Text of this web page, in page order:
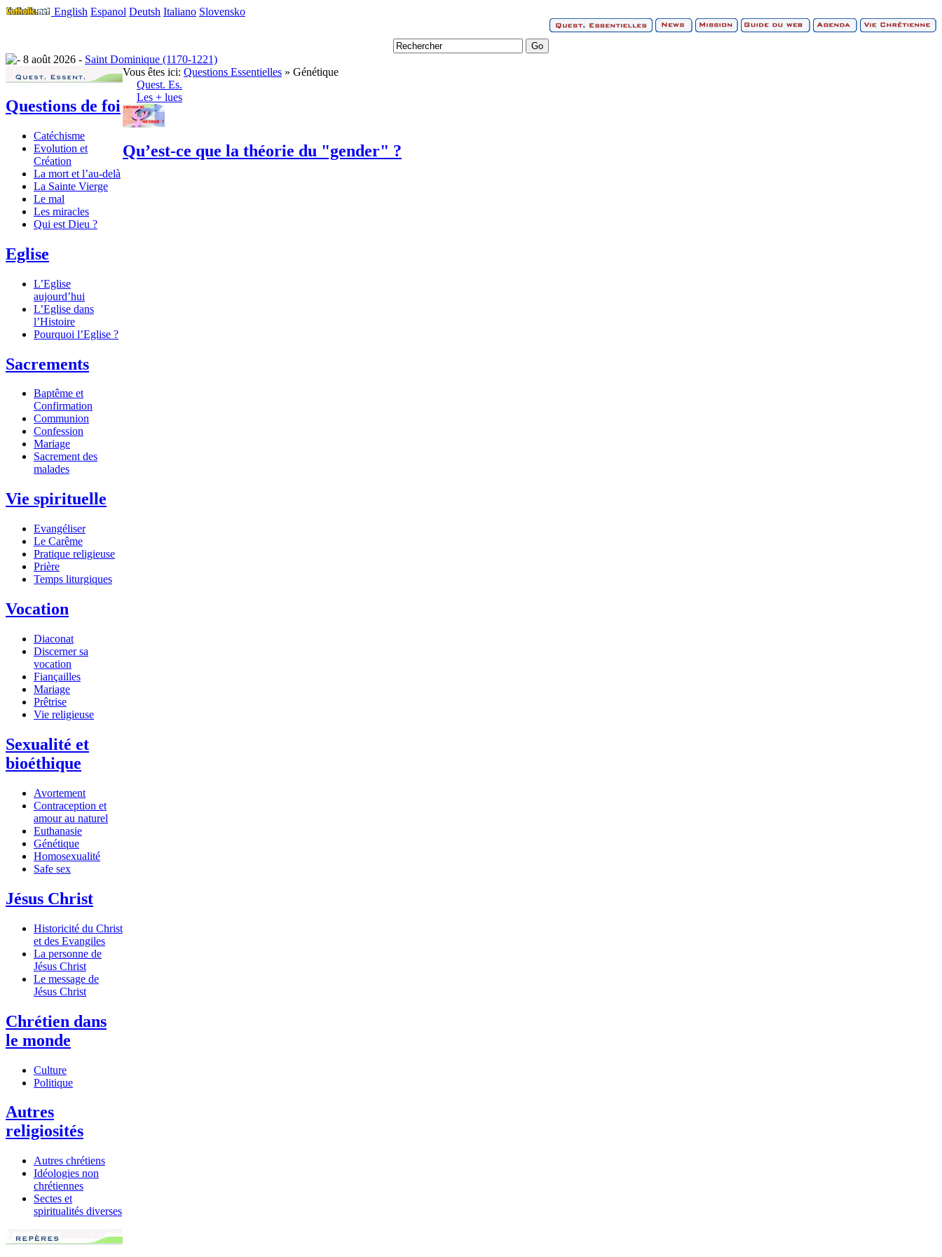
English Espanol Deutsh Italiano Slovensko
8 août 2026 - Saint Dominique (1170-1221)
Questions de foi
Catéchisme
Evolution et
Création
La mort et l’au-delà
La Sainte Vierge
Le mal
Les miracles
Qui est Dieu ?
Eglise
L’Eglise
aujourd’hui
L’Eglise dans
l’Histoire
Pourquoi l’Eglise ?
Sacrements
Baptême et
Confirmation
Communion
Confession
Mariage
Sacrement des
malades
Vie spirituelle
Evangéliser
Le Carême
Pratique religieuse
Prière
Temps liturgiques
Vocation
Diaconat
Discerner sa
vocation
Fiançailles
Mariage
Prêtrise
Vie religieuse
Sexualité et
bioéthique
Avortement
Contraception et
amour au naturel
Euthanasie
Génétique
Homosexualité
Safe sex
Jésus Christ
Historicité du Christ
et des Evangiles
La personne de
Jésus Christ
Le message de
Jésus Christ
Chrétien dans
le monde
Culture
Politique
Autres
religiosités
Autres chrétiens
Idéologies non
chrétiennes
Sectes et
spiritualités diverses
Vous êtes ici: Questions Essentielles » Génétique
Quest. Es.
Les + lues
Qu’est-ce que la théorie du "gender" ?